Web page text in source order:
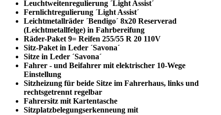
Leuchtweitenregulierung ´Light Assist´
Fernlichtregulierung ´Light Assist´
Leichtmetallräder ´Bendigo´ 8x20 Reserverad
(Leichtmetallfelge) in Fahrbereifung
Räder-Paket 9= Reifen 255/55 R 20 110V
Sitz-Paket in Leder ´Savona´
Sitze in Leder ´Savona´
Fahrer - und Beifahrer mit elektrischer 10-Wege
Einstellung
Sitzheizung für beide Sitze im Fahrerhaus, links und
rechtsgetrennt regelbar
Fahrersitz mit Kartentasche
Sitzplatzbelegungserkenneung mit